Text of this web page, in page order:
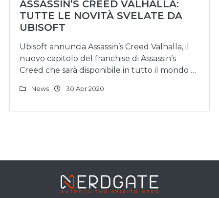
ASSASSIN’S CREED VALHALLA:
TUTTE LE NOVITÀ SVELATE DA
UBISOFT
Ubisoft annuncia Assassin’s Creed Valhalla, il
nuovo capitolo del franchise di Assassin’s
Creed che sarà disponibile in tutto il mondo …
News 30 Apr 2020